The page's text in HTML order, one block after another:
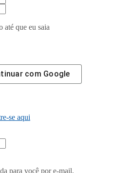
até que eu saia
com Google
se aqui
para você por e-mail.